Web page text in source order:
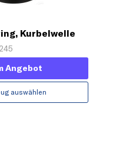
Kurbelwelle
Angebot
auswählen